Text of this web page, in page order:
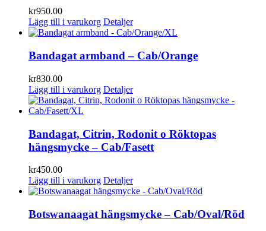
kr950.00
Lägg till i varukorg Detaljer
Bandagat armband – Cab/Orange
kr830.00
Lägg till i varukorg Detaljer
Bandagat, Citrin, Rodonit o Röktopas
hängsmycke – Cab/Fasett
kr450.00
Lägg till i varukorg Detaljer
Botswanaagat hängsmycke – Cab/Oval/Röd